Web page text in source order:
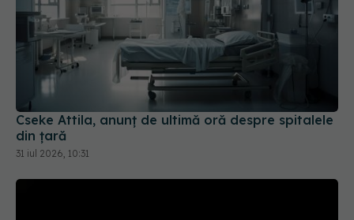
Cseke Attila, anunț de ultimă oră despre spitalele
din țară
31 iul 2026, 10:31